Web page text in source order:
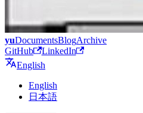
yuDocumentsBlogArchive
GitHub
LinkedIn
English
English
日本語